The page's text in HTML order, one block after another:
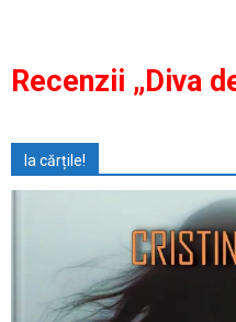
Recenzii „Diva
Ia cărțile!